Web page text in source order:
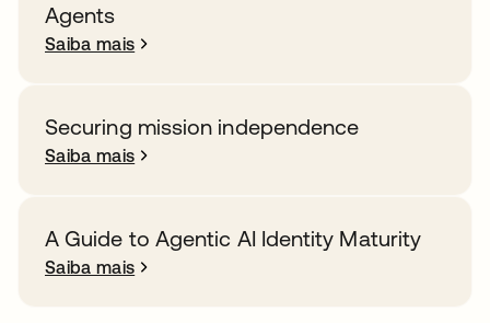
Agents
Saiba mais
Securing mission independence
Saiba mais
A Guide to Agentic AI Identity Maturity
Saiba mais